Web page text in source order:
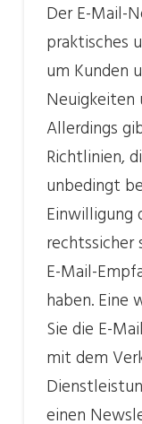
Der E-Mail-
praktisches
um Kunden
Neuigkeiten
Allerdings
Richtlinien,
unbedingt
Einwilligung
rechtssicher
E-Mail-
haben. Eine
Sie die E-
mit dem
einen